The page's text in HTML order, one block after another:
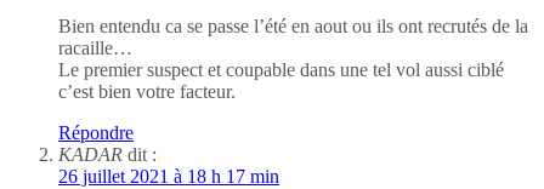
Bien entendu ca se passe l’été en aout ou ils ont recrutés de la
racaille…
Le premier suspect et coupable dans une tel vol aussi ciblé
c’est bien votre facteur.
Répondre
KADAR dit :
26 juillet 2021 à 18 h 17 min